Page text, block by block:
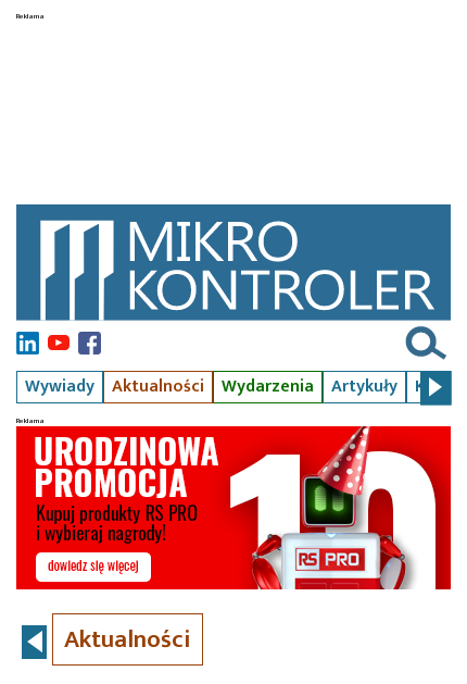
Wywiady Aktualności Wydarzenia Artykuły Kursy
Aktualności